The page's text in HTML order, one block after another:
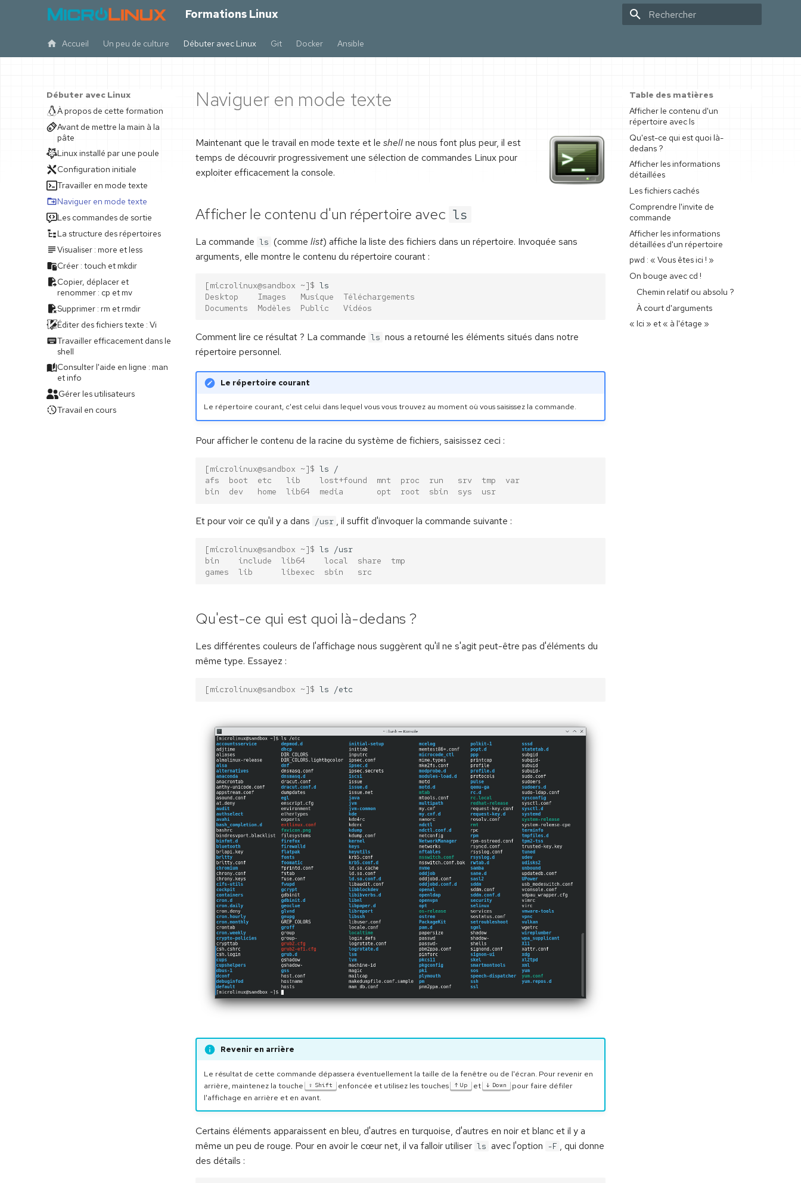
Formations Linux
Accueil Un peu de culture Débuter avec Linux Git Docker Ansible
Débuter avec Linux
À propos de cette formation
Avant de mettre la main à la
pâte
Linux installé par une poule
Configuration initiale
Travailler en mode texte
Naviguer en mode texte
Les commandes de sortie
La structure des répertoires
Visualiser : more et less
Créer : touch et mkdir
Copier, déplacer et
renommer : cp et mv
Supprimer : rm et rmdir
Éditer des fichiers texte : Vi
Travailler efficacement dans le
shell
Consulter l'aide en ligne : man
et info
Gérer les utilisateurs
Travail en cours
Table des matières
Afficher le contenu d'un
répertoire avec ls
Qu'est-ce qui est quoi là-
dedans ?
Afficher les informations
détaillées
Les fichiers cachés
Comprendre l'invite de
commande
Afficher les informations
détaillées d'un répertoire
pwd : « Vous êtes ici ! »
On bouge avec cd !
Chemin relatif ou absolu ?
À court d'arguments
« Ici » et « à l'étage »
Naviguer en mode texte
Maintenant que le travail en mode texte et le shellne nous font plus peur, il est
temps de découvrir progressivement une sélection de commandes Linux pour
exploiter efficacement la console.
Afficher le contenu d'un répertoire avec ls
La commande ls (comme list) affiche la liste des fichiers dans un répertoire. Invoquée sans
arguments, elle montre le contenu du répertoire courant :
[microlinux@sandbox ~]$
Desktop    Images   Musique  Téléchargements
Documents  Modèles  Public   Vidéos
Comment lire ce résultat ? La commande ls nous a retourné les éléments situés dans notre
répertoire personnel.
Le répertoire courant
Le répertoire courant, c'est celui dans lequel vous vous trouvez au moment où vous saisissez la commande.
Pour afficher le contenu de la racine du système de fichiers, saisissez ceci :
[microlinux@sandbox ~]$ ls
afs  boot  etc   lib    lost+found  mnt  proc  run   srv  tmp  var
bin  dev   home  lib64  media       opt  root  sbin  sys  usr
Et pour voir ce qu'il y a dans /usr , il suffit d'invoquer la commande suivante :
[microlinux@sandbox ~]$ ls
bin    include  lib64    local  share  tmp
games  lib      libexec  sbin   src
Qu'est-ce qui est quoi là-dedans ?
Les différentes couleurs de l'affichage nous suggèrent qu'il ne s'agit peut-être pas d'éléments du
même type. Essayez :
[microlinux@sandbox ~]$ ls
Revenir en arrière
Le résultat de cette commande dépassera éventuellement la taille de la fenêtre ou de l'écran. Pour revenir en
arrière, maintenez la touche
Shift enfoncée et utilisez les touches Up et Down pour faire défiler
l'affichage en arrière et en avant.
Certains éléments apparaissent en bleu, d'autres en turquoise, d'autres en noir et blanc et il y a
même un peu de rouge. Pour en avoir le cœur net, il va falloir utiliser ls avec l'option -F , qui donne
des détails :